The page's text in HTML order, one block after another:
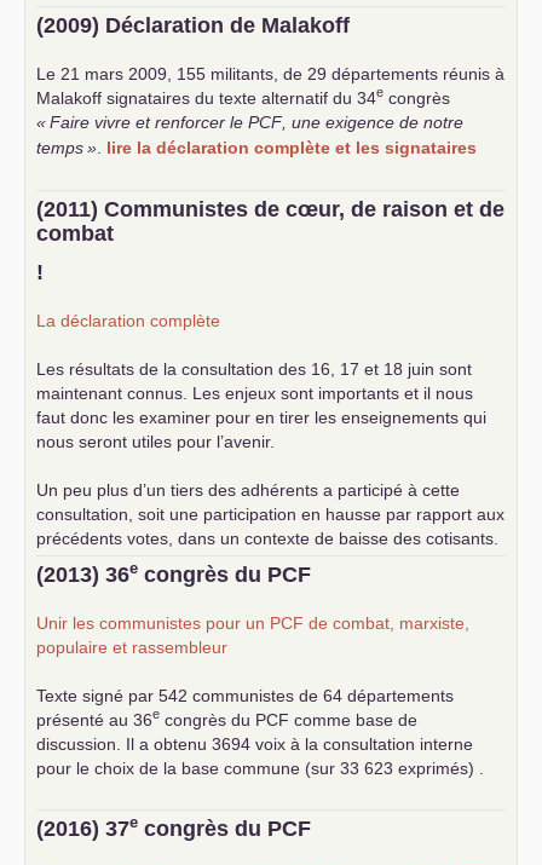
(2009) Déclaration de Malakoff
Le 21 mars 2009, 155 militants, de 29 départements réunis à
Malakoff signataires du texte alternatif du 34e congrès
«Faire vivre et renforcer le PCF , une exigence de notre
temps» lire la déclaration complète et les signataires
(2011) Communistes de cœur, de raison et de
combat
!
La déclaration complète
Les résultats de la consultation des 16, 17 et 18 juin sont
maintenant connus. Les enjeux sont importants et il nous
faut donc les examiner pour en tirer les enseignements qui
nous seront utiles pour l’avenir.
Un peu plus d’un tiers des adhérents a participé à cette
consultation, soit une participation en hausse par rapport aux
précédents votes, dans un contexte de baisse des cotisants.
... lire la suite
(2013) 36e congrès du PCF
Unir les communistes pour un PCF de combat, marxiste,
populaire et rassembleur
Texte signé par 542 communistes de 64 départements
présenté au 36e congrès du PCF comme base de
discussion. Il a obtenu 3694 voix à la consultation interne
pour le choix de la base commune (sur 33 623 exprimés) .
(2016) 37e congrès du PCF